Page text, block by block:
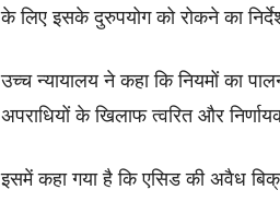
के लिए इसके दुरुपयोग को रोकने का
उच्च न्यायालय ने कहा कि नियमों का
अपराधियों के खिलाफ त्वरित और
इसमें कहा गया है कि एसिड की अवैध